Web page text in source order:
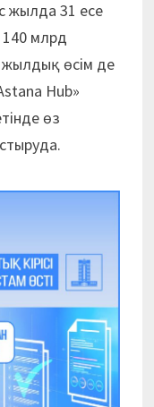
жылда 31 есе
140 млрд
өсім де
Hub»
өз